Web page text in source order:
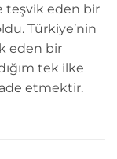
teşvik eden bir
Türkiye’nin
eden bir
tek ilke
etmektir.